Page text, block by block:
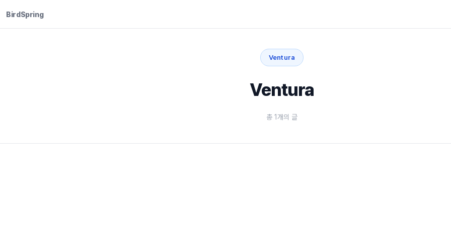
BirdSpring
Ventura
Ventura
총 1개의 글